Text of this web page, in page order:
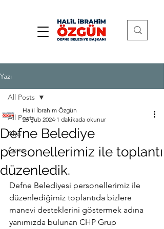
Yazı
All Posts
Akış
Anma
All Posts
Defne Belediye
personellerimiz ile toplantı
düzenledik.
Halil İbrahim Özgün
26 Şub 2024 1 dakikada okunur
Defne Belediyesi personellerimiz ile
düzenlediğimiz toplantıda bizlere
manevi desteklerini göstermek adına
yanımızda bulunan CHP Grup